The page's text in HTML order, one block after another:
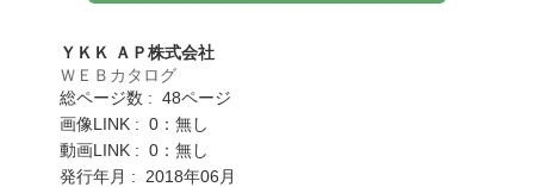
ＹＫＫ ＡＰ株式会社
ＷＥＢカタログ
総ページ数 : 48ページ
画像LINK : 0：無し
動画LINK : 0：無し
発行年月 : 2018年06月